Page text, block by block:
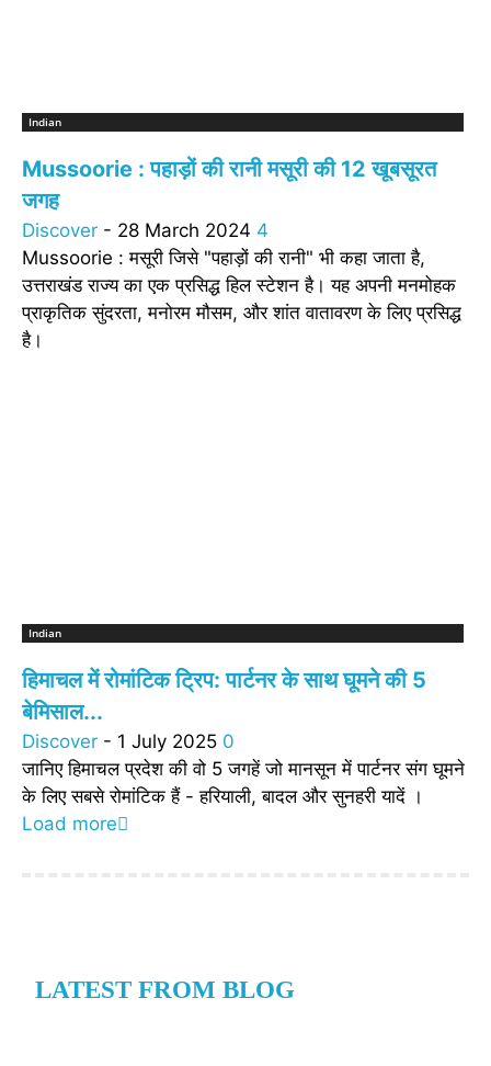
Indian
Mussoorie : पहाड़ों की रानी मसूरी की 12 खूबसूरत
जगह
Discover - 28 March 2024 4
Mussoorie : मसूरी जिसे "पहाड़ों की रानी" भी कहा जाता है,
उत्तराखंड राज्य का एक प्रसिद्ध हिल स्टेशन है। यह अपनी मनमोहक
प्राकृतिक सुंदरता, मनोरम मौसम, और शांत वातावरण के लिए प्रसिद्ध
है।
Indian
हिमाचल में रोमांटिक ट्रिप: पार्टनर के साथ घूमने की 5
बेमिसाल...
Discover - 1 July 2025 0
जानिए हिमाचल प्रदेश की वो 5 जगहें जो मानसून में पार्टनर संग घूमने
के लिए सबसे रोमांटिक हैं - हरियाली, बादल और सुनहरी यादें ।
Load more
LATEST FROM BLOG